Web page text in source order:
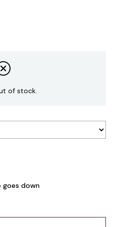
of stock.
goes down